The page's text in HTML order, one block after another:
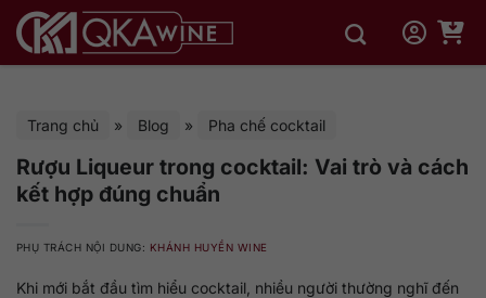
qua
Trang chủ » Blog » Pha chế cocktail
Rượu Liqueur trong cocktail: Vai trò và cách
kết hợp đúng chuẩn
PHỤ TRÁCH NỘI DUNG: KHÁNH HUYỀN WINE
Khi mới bắt đầu tìm hiểu cocktail, nhiều người thường nghĩ đến